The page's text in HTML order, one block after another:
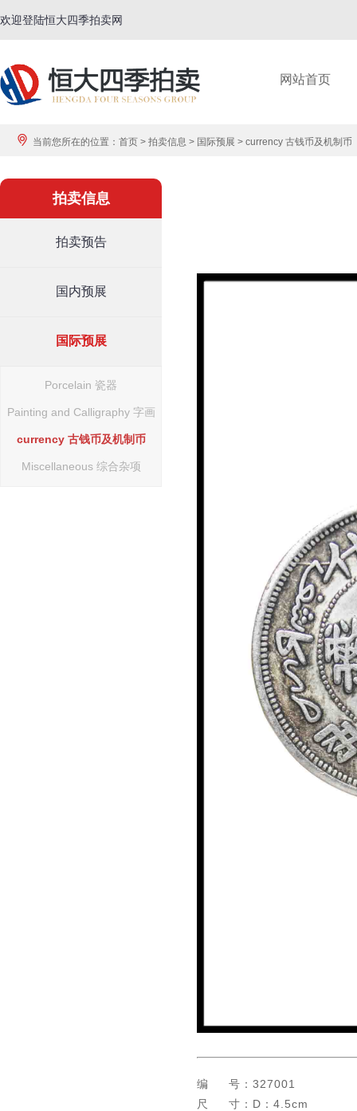
欢迎登陆恒大四季拍卖网
网站首页
当前您所在的位置： 首页 > 拍卖信息 > 国际预展 > currency 古钱币及机制币
拍卖信息
拍卖预告
国内预展
国际预展
Porcelain 瓷器
Painting and Calligraphy 字画
currency 古钱币及机制币
Miscellaneous 综合杂项
编 号：327001
尺 寸：D：4.5cm